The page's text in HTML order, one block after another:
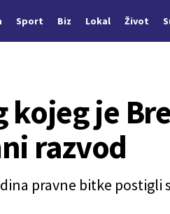
Sport Biz Lokal Život
kojeg je
razvod
pravne bitke postigli